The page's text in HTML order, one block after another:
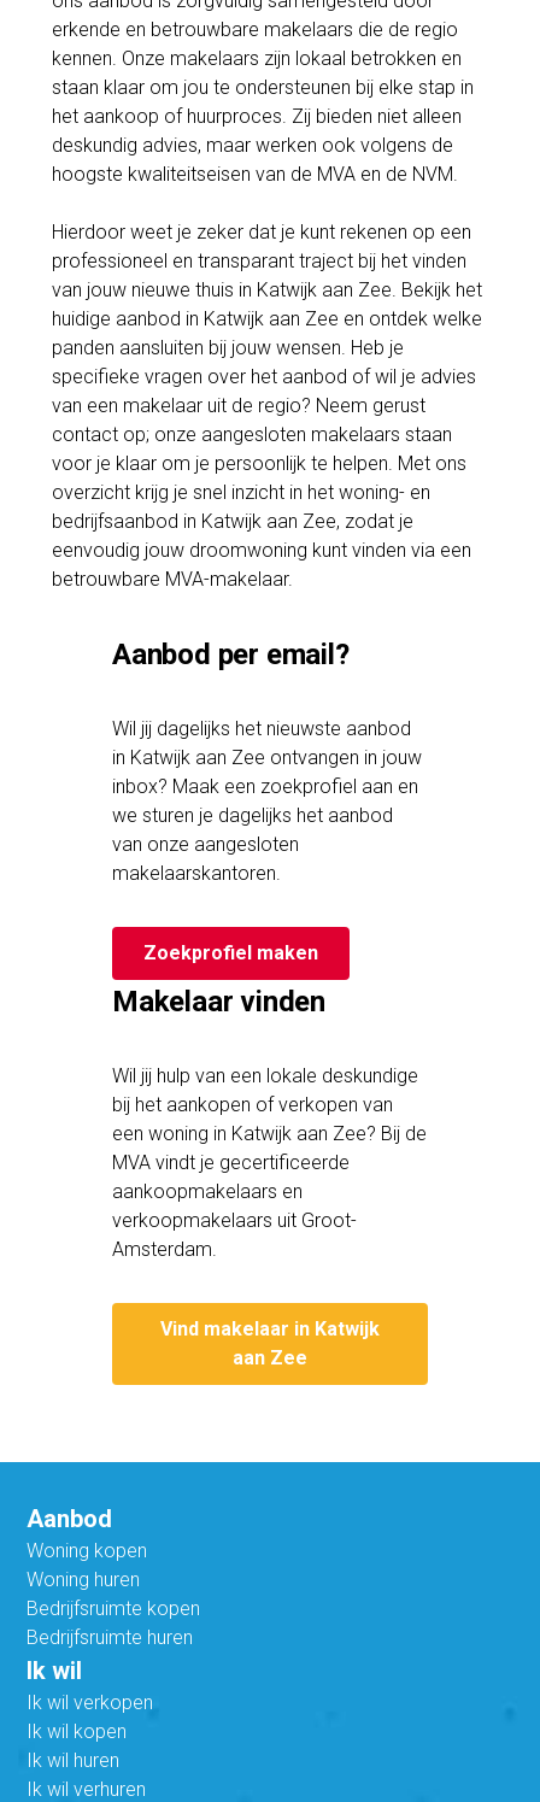
erkende en betrouwbare makelaars die de regio
kennen. Onze makelaars zijn lokaal betrokken en
staan klaar om jou te ondersteunen bij elke stap in
het aankoop of huurproces. Zij bieden niet alleen
deskundig advies, maar werken ook volgens de
hoogste kwaliteitseisen van de MVA en de NVM.
Hierdoor weet je zeker dat je kunt rekenen op een
professioneel en transparant traject bij het vinden
van jouw nieuwe thuis in Katwijk aan Zee. Bekijk het
huidige aanbod in Katwijk aan Zee en ontdek welke
panden aansluiten bij jouw wensen. Heb je
specifieke vragen over het aanbod of wil je advies
van een makelaar uit de regio? Neem gerust
contact op; onze aangesloten makelaars staan
voor je klaar om je persoonlijk te helpen. Met ons
overzicht krijg je snel inzicht in het woning- en
bedrijfsaanbod in Katwijk aan Zee, zodat je
eenvoudig jouw droomwoning kunt vinden via een
betrouwbare MVA-makelaar.
Aanbod per email?
Wil jij dagelijks het nieuwste aanbod
in Katwijk aan Zee ontvangen in jouw
inbox? Maak een zoekprofiel aan en
we sturen je dagelijks het aanbod
van onze aangesloten
makelaarskantoren.
Zoekprofiel maken
Makelaar vinden
Wil jij hulp van een lokale deskundige
bij het aankopen of verkopen van
een woning in Katwijk aan Zee? Bij de
MVA vindt je gecertificeerde
aankoopmakelaars en
verkoopmakelaars uit Groot-
Amsterdam.
Vind makelaar in Katwijk
aan Zee
Aanbod
Woning kopen
Woning huren
Bedrijfsruimte kopen
Bedrijfsruimte huren
Ik wil
Ik wil verkopen
Ik wil kopen
Ik wil huren
Ik wil verhuren